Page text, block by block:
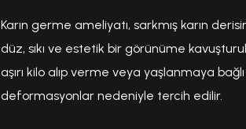
Karın germe ameliyatı, sarkmış karın
düz, sıkı ve estetik bir görünüme
aşırı kilo alıp verme veya yaşlanmaya
deformasyonlar nedeniyle tercih edilir.